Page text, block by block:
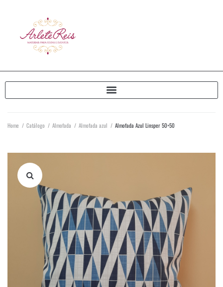
Home / Catálogo / Almofada / Almofada azul / Almofada Azul Linsper 50×50